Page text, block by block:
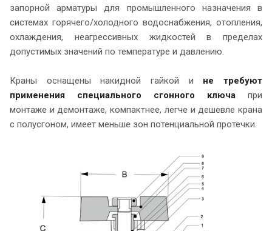
запорной арматуры для промышленного назначения в
системах горячего/холодного водоснабжения, отопления,
охлаждения, неагрессивных жидкостей в пределах
допустимых значений по температуре и давлению.
Краны оснащены накидной гайкой и не требуют
применения специального сгонного ключа при
монтаже и демонтаже, компактнее, легче и дешевле крана
с полусгоном, имеет меньше зон потенциальной протечки.